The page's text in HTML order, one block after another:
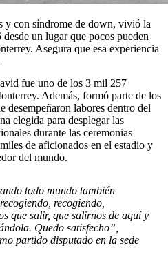
y con síndrome de down, vivió la
un lugar que pocos pueden
Asegura que esa experiencia
fue uno de los 3 mil 257
Además, formó parte de los
desempeñaron labores dentro del
elegida para desplegar las
durante las ceremonias
de aficionados en el estadio y
del mundo.
todo mundo también
recogiendo,
que salir, que salirnos de aquí y
Quedo satisfecho”,
partido disputado en la sede